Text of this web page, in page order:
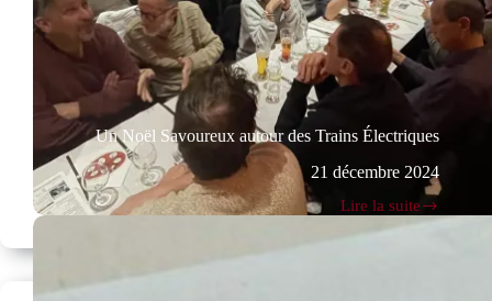
Un Noël Savoureux autour des Trains Électriques
21 décembre 2024
Lire la suite
Un
Noël